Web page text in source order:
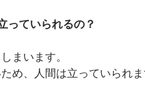
っていられるの？
まいます。
め、人間は立っていられ